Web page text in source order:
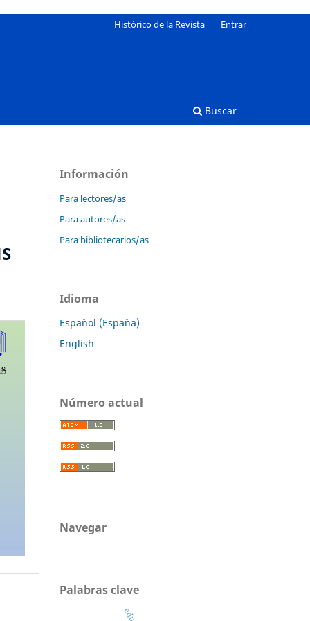
Buscar
Histórico de la Revista Entrar
Información
Para lectores/as
Para autores/as
Para bibliotecarios/as
Idioma
Español (España)
English
Número actual
Navegar
Palabras clave